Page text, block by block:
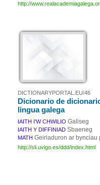
http://
DICTIONARYPORTAL.EU/46
Dicionario de
lingua galega
IAITH I'W CHWILIO Galiseg
IAITH Y DIFFINIAD Sbaeneg
MATH Geiriaduron ar bynciau
http://sli.uvigo.es/ddd/index.html